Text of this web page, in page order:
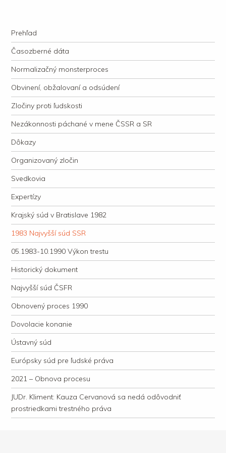
justície
Navigation
Skip to content
Prehľad
Časozberné dáta
Normalizačný monsterproces
Obvinení, obžalovaní a odsúdení
Zločiny proti ľudskosti
Nezákonnosti páchané v mene ČSSR a SR
Dôkazy
Organizovaný zločin
Svedkovia
Expertízy
Krajský súd v Bratislave 1982
1983 Najvyšší súd SSR
05.1983-10.1990 Výkon trestu
Historický dokument
Najvyšší súd ČSFR
Obnovený proces 1990
Dovolacie konanie
Ústavný súd
Európsky súd pre ľudské práva
2021 – Obnova procesu
JUDr. Kliment: Kauza Cervanová sa nedá odôvodniť
prostriedkami trestného práva